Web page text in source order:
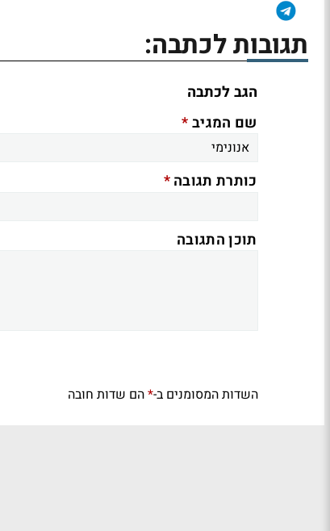
תגובות לכתבה:
הגב לכתבה
שם המגיב*
כותרת תגובה*
תוכן התגובה
השדות המסומנים ב-*הם שדות חובה